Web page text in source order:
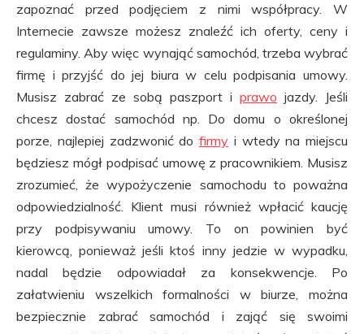
zapoznać przed podjęciem z nimi współpracy. W
Internecie zawsze możesz znaleźć ich oferty, ceny i
regulaminy. Aby więc wynająć samochód, trzeba wybrać
firmę i przyjść do jej biura w celu podpisania umowy.
Musisz zabrać ze sobą paszport i prawo jazdy. Jeśli
chcesz dostać samochód np. Do domu o określonej
porze, najlepiej zadzwonić do firmy i wtedy na miejscu
będziesz mógł podpisać umowę z pracownikiem. Musisz
zrozumieć, że wypożyczenie samochodu to poważna
odpowiedzialność. Klient musi również wpłacić kaucję
przy podpisywaniu umowy. To on powinien być
kierowcą, ponieważ jeśli ktoś inny jedzie w wypadku,
nadal będzie odpowiadał za konsekwencje. Po
załatwieniu wszelkich formalności w biurze, można
bezpiecznie zabrać samochód i zająć się swoimi